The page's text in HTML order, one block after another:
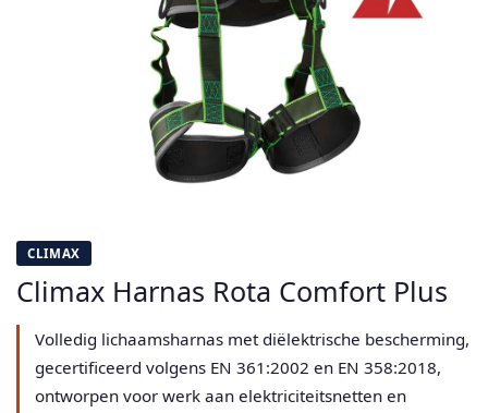
CLIMAX
Climax Harnas Rota Comfort Plus
Volledig lichaamsharnas met diëlektrische bescherming,
gecertificeerd volgens EN 361:2002 en EN 358:2018,
ontworpen voor werk aan elektriciteitsnetten en